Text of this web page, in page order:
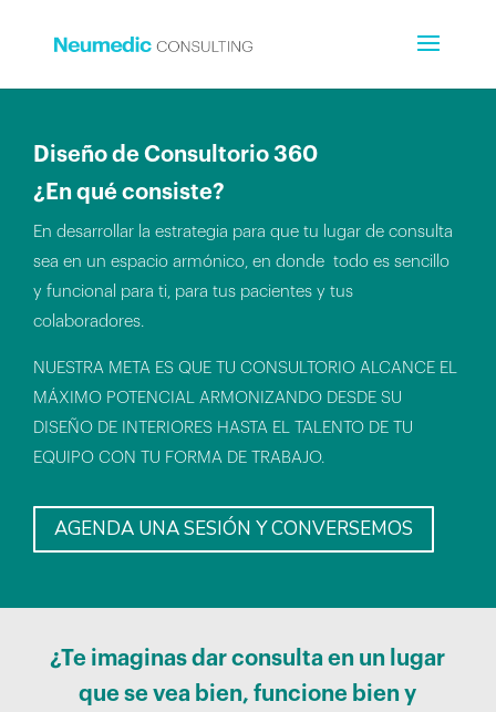
Diseño de Consultorio 360
¿En qué consiste?
En desarrollar la estrategia para que tu lugar de consulta
sea en un espacio armónico, en donde todo es sencillo
y funcional para ti, para tus pacientes y tus
colaboradores.
NUESTRA META ES QUE TU CONSULTORIO ALCANCE EL
MÁXIMO POTENCIAL ARMONIZANDO DESDE SU
DISEÑO DE INTERIORES HASTA EL TALENTO DE TU
EQUIPO CON TU FORMA DE TRABAJO.
AGENDA UNA SESIÓN Y CONVERSEMOS
¿Te imaginas dar consulta en un lugar
que se vea bien, funcione bien y